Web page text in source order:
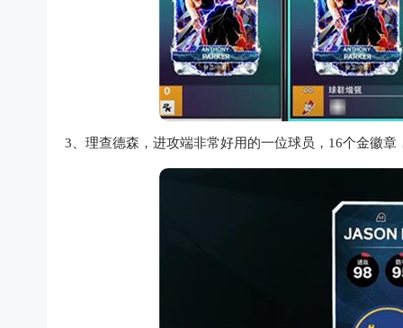
3、理查德森，进攻端非常好用的一位球员，16个金徽